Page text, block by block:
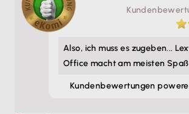
Also, ich muss es zugeben...
Office macht am meisten
Kunden­bewertungen